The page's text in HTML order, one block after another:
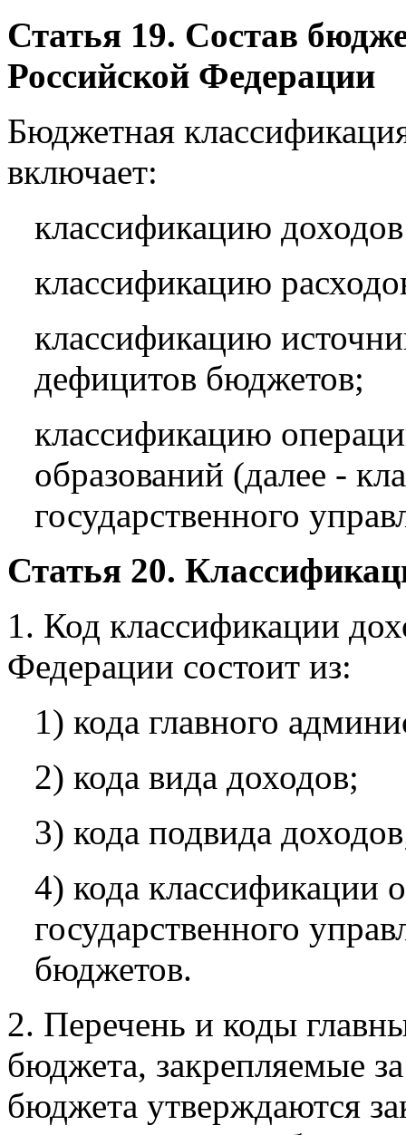
Статья 19. Состав
Российской Федерации
Бюджетная
включает:
классификацию
классификацию
классификацию
дефицитов бюджетов;
классификацию
образований (далее -
государственного
Статья 20.
1. Код классификации
Федерации состоит из:
1) кода главного
2) кода вида доходов;
3) кода подвида
4) кода классификации
государственного
бюджетов.
2. Перечень и коды
бюджета, закрепляемые
бюджета утверждаются